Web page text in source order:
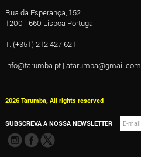
Rua da Esperança, 152
1200 - 660 Lisboa Portugal
T. (+351) 212 427 621
info@tarumba.pt| atarumba@gmail.com
2026 Tarumba, All rights reserved
SUBSCREVA A NOSSA NEWSLETTER